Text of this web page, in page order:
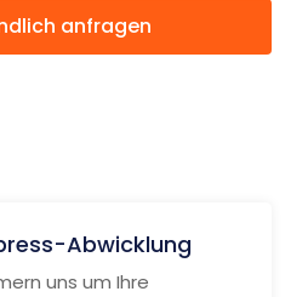
anfragen
Abwicklung
uns um Ihre